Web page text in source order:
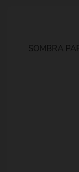
SOMBRA